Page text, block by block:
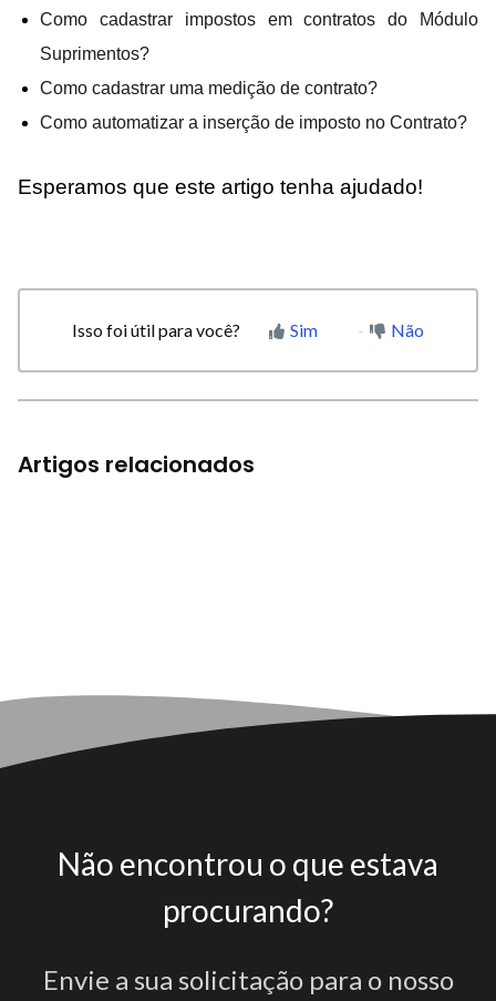
Como cadastrar impostos em contratos do Módulo
Suprimentos?
Como cadastrar uma medição de contrato?
Como automatizar a inserção de imposto no Contrato?
Esperamos que este artigo tenha ajudado!
Isso foi útil para você? Sim Não
Artigos relacionados
Não encontrou o que estava
procurando?
Envie a sua solicitação para o nosso